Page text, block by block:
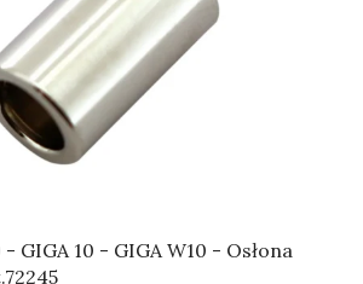
GIGA 10 - GIGA W10 - Osłona